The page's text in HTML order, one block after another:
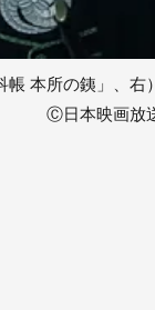
帳 本所の銕」、右
Ⓒ日本映画放